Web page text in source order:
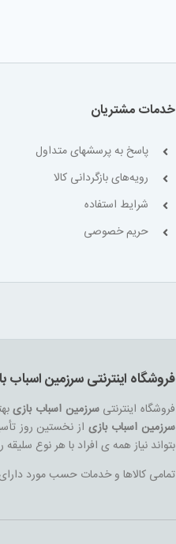
خدمات مشتریان
پاسخ به پرسشهای متداول
رویه‌های بازگردانی کالا
شرایط استفاده
حریم خصوصی
فروشگاه اینترنتی سرزمین اسباب
فروشگاه اینترنتیسرزمین اسباب بازی
سرزمین اسباب بازیاز نخستین روز
بتواند نیاز همه ی افراد با هر نوع
تمامی کالاها و خدمات حسب مورد